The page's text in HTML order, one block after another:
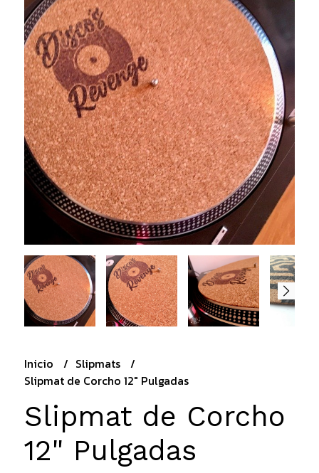
Inicio
Slipmats
Slipmat de Corcho 12" Pulgadas
Slipmat de Corcho
12" Pulgadas